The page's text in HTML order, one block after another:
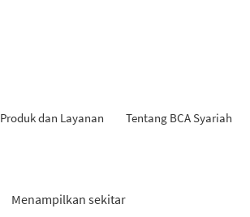
Produk dan Layanan Tentang BCA Syariah
Menampilkan sekitar